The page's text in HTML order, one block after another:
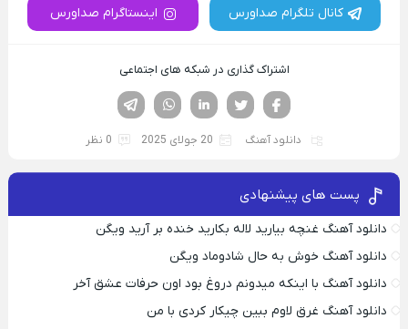
کانال تلگرام صداورس اینستاگرام صداورس
اشتراک گذاری در شبکه های اجتماعی
لینکدین تویتر
فیسوک
دانلود آهنگ 20 جولای 2025 0 نظر
پست های پیشنهادی
دانلود آهنگ غنچه بیارید لاله بکارید خنده بر آرید ویگن
دانلود آهنگ خوش به حال شادوماد ویگن
دانلود آهنگ با اینکه میدونم دروغ بود اون حرفات عشق آخر
دانلود آهنگ غرق لاوم ببین چیکار کردی با من